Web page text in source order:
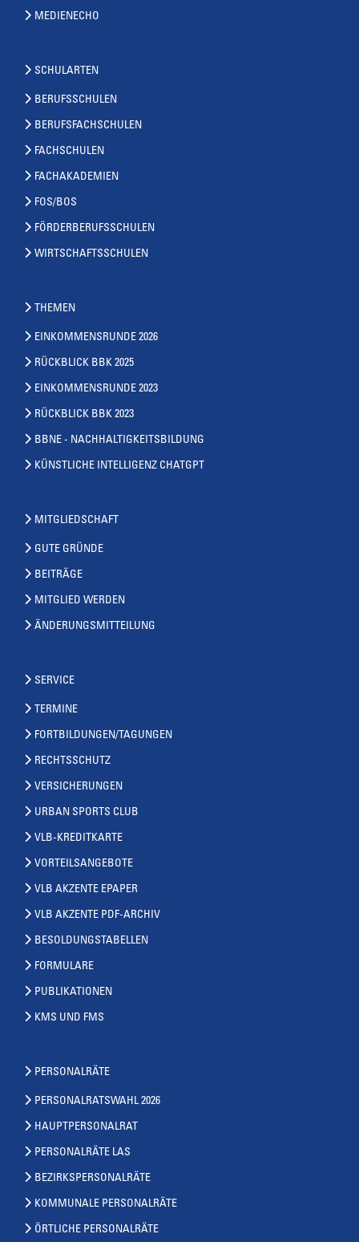
MEDIENECHO
SCHULARTEN
BERUFSSCHULEN
BERUFSFACHSCHULEN
FACHSCHULEN
FACHAKADEMIEN
FOS/BOS
FÖRDERBERUFSSCHULEN
WIRTSCHAFTSSCHULEN
THEMEN
EINKOMMENSRUNDE 2026
RÜCKBLICK BBK 2025
EINKOMMENSRUNDE 2023
RÜCKBLICK BBK 2023
BBNE - NACHHALTIGKEITSBILDUNG
KÜNSTLICHE INTELLIGENZ CHATGPT
MITGLIEDSCHAFT
GUTE GRÜNDE
BEITRÄGE
MITGLIED WERDEN
ÄNDERUNGSMITTEILUNG
SERVICE
TERMINE
FORTBILDUNGEN/TAGUNGEN
RECHTSSCHUTZ
VERSICHERUNGEN
URBAN SPORTS CLUB
VLB-KREDITKARTE
VORTEILSANGEBOTE
VLB AKZENTE EPAPER
VLB AKZENTE PDF-ARCHIV
BESOLDUNGSTABELLEN
FORMULARE
PUBLIKATIONEN
KMS UND FMS
PERSONALRÄTE
PERSONALRATSWAHL 2026
HAUPTPERSONALRAT
PERSONALRÄTE LAS
BEZIRKSPERSONALRÄTE
KOMMUNALE PERSONALRÄTE
ÖRTLICHE PERSONALRÄTE